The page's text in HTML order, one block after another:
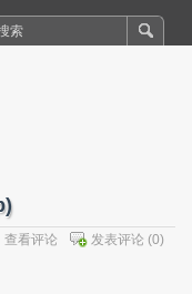
发表评论 (0)
查看评论